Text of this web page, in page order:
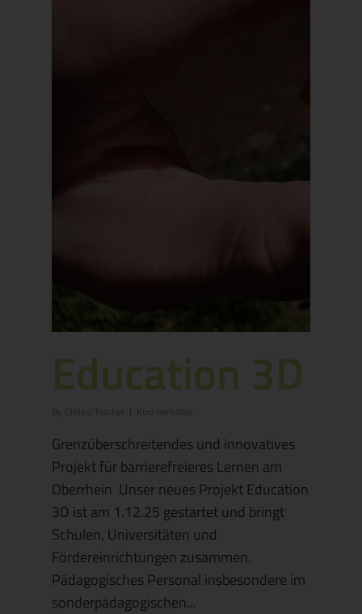
Education 3D
By
Grenzüberschreitendes und innovatives
Projekt für barrierefreieres Lernen am
Oberrhein Unser neues Projekt Education
3D ist am 1.12.25 gestartet und bringt
Schulen, Universitäten und
Fördereinrichtungen zusammen.
Pädagogisches Personal insbesondere im
sonderpädagogischen...